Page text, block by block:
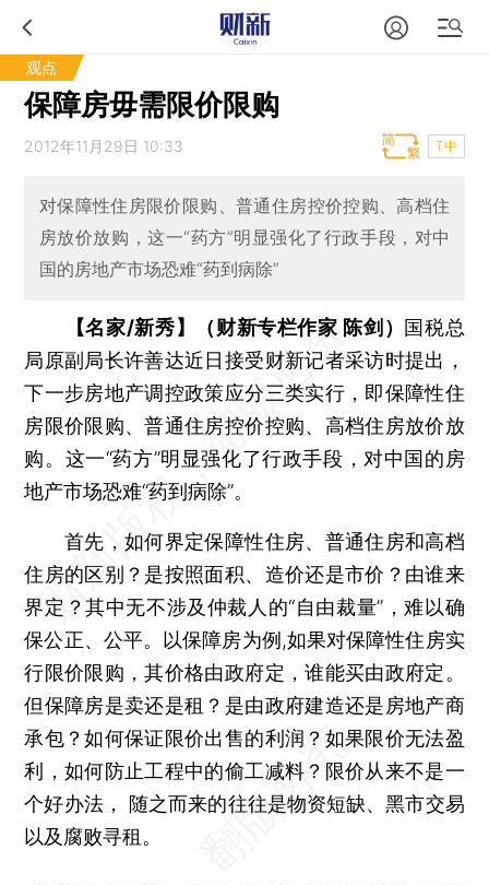
观点
保障房毋需限价限购
2012年11月29日 10:33 T中
对保障性住房限价限购、普通住房控价控购、高档住
房放价放购，这一“药方”明显强化了行政手段，对中
国的房地产市场恐难“药到病除”
【名家/新秀】（财新专栏作家 陈剑） 国税总
局原副局长许善达近日接受财新记者采访时提出，
下一步房地产调控政策应分三类实行，即保障性住
房限价限购、普通住房控价控购、高档住房放价放
购。这一“药方”明显强化了行政手段，对中国的房
地产市场恐难“药到病除”。
首先，如何界定保障性住房、普通住房和高档
住房的区别？是按照面积、造价还是市价？由谁来
界定？其中无不涉及仲裁人的“自由裁量”，难以确
保公正、公平。以保障房为例,如果对保障性住房实
行限价限购，其价格由政府定，谁能买由政府定。
但保障房是卖还是租？是由政府建造还是房地产商
承包？如何保证限价出售的利润？如果限价无法盈
利，如何防止工程中的偷工减料？限价从来不是一
个好办法， 随之而来的往往是物资短缺、黑市交易
以及腐败寻租。